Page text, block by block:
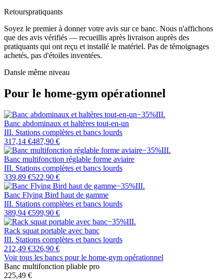
Retourspratiquants
Soyez le premier à donner votre avis sur ce banc. Nous n'affichons
que des avis vérifiés — recueillis après livraison auprès des
pratiquants qui ont reçu et installé le matériel. Pas de témoignages
achetés, pas d'étoiles inventées.
Dansle même niveau
Pour le home-gym opérationnel
−35%III.
Banc abdominaux et haltères tout-en-un
III. Stations complètes et bancs lourds
317,14 €487,90 €
−35%III.
Banc multifonction réglable forme aviaire
III. Stations complètes et bancs lourds
339,89 €522,90 €
−35%III.
Banc Flying Bird haut de gamme
III. Stations complètes et bancs lourds
389,94 €599,90 €
−35%III.
Rack squat portable avec banc
III. Stations complètes et bancs lourds
212,49 €326,90 €
Voir tous les bancs pour le home-gym opérationnel
Banc multifonction pliable pro
225,49 €